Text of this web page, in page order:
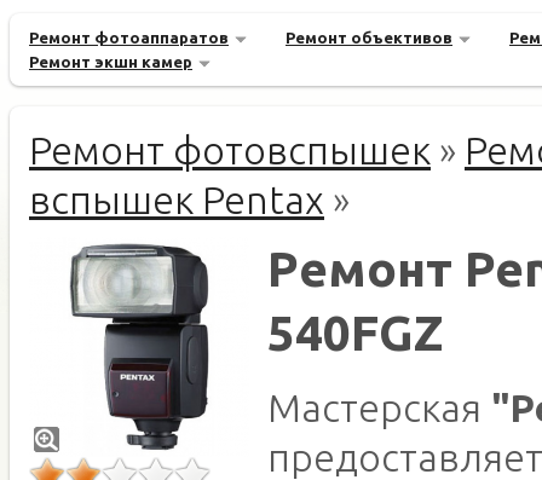
Ремонт фотоаппаратов Ремонт объективов
Ремонт экшн камер
Ремонт фотовспышек »
вспышек Pentax »
Ремонт
540FGZ
Мастерская